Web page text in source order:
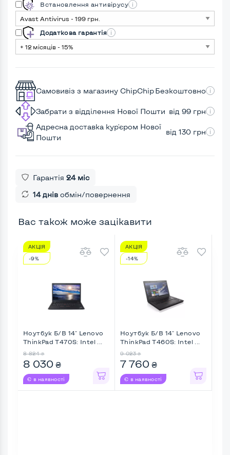
Встановлення антивірусу
Додаткова гарантія
Самовивіз з магазину ChipChipБезкоштовно
Забрати з відділення Нової Пошти від 99 грн
Адресна доставка кур'єром Нової
Пошти
від 130 грн
Гарантія 24 міс
14 днів обмін/повернення
Вас також може зацікавити
АКЦІЯ
-9%
Ноутбук Б/В 14" Lenovo
ThinkPad T470S: Intel ...
8 824 ₴
8 030 ₴
Є в наявності
АКЦІЯ
-14%
Ноутбук Б/В 14" Lenovo
ThinkPad T460S: Intel ...
9 023 ₴
7 760 ₴
Є в наявності